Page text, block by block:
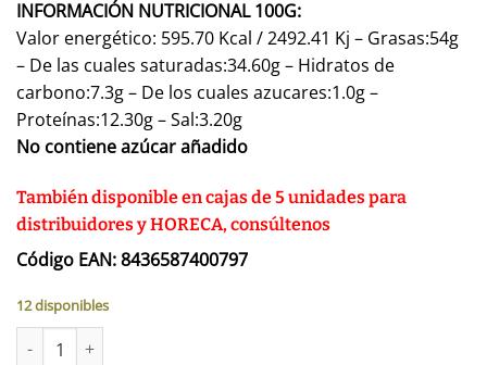
INFORMACIÓN NUTRICIONAL 100G:
Valor energético: 595.70 Kcal / 2492.41 Kj – Grasas:54g
– De las cuales saturadas:34.60g – Hidratos de
carbono:7.3g – De los cuales azucares:1.0g –
Proteínas:12.30g – Sal:3.20g
No contiene azúcar añadido
También disponible en cajas de 5 unidades para
distribuidores y HORECA, consúltenos
Código EAN: 8436587400797
12 disponibles
PASTA DE CACAO 100% · ORIGEN GHANA · 5KG cantidad